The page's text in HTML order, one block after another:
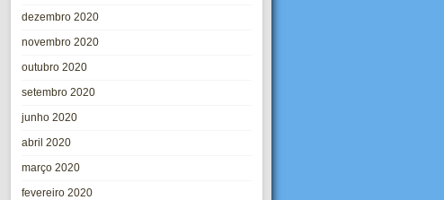
dezembro 2020
novembro 2020
outubro 2020
setembro 2020
junho 2020
abril 2020
março 2020
fevereiro 2020